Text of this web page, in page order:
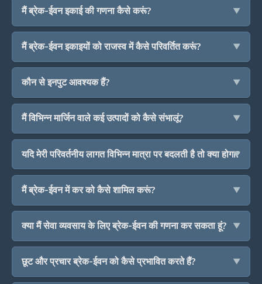
मैं ब्रेक-ईवन इकाई की गणना कैसे करूं?
मैं ब्रेक-ईवन इकाइयों को राजस्व में कैसे परिवर्तित करूं?
कौन से इनपुट आवश्यक हैं?
मैं विभिन्न मार्जिन वाले कई उत्पादों को कैसे संभालूं?
यदि मेरी परिवर्तनीय लागत विभिन्न मात्रा पर बदलती है तो क्या होगा?
मैं ब्रेक-ईवन में कर को कैसे शामिल करूं?
क्या मैं सेवा व्यवसाय के लिए ब्रेक-ईवन की गणना कर सकता हूं?
छूट और प्रचार ब्रेक-ईवन को कैसे प्रभावित करते हैं?